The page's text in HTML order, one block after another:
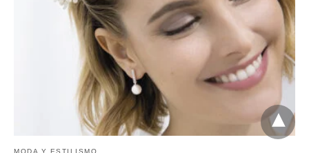
MODA Y ESTILISMO